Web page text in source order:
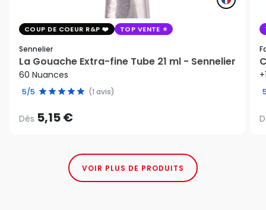
COUP DE COEUR R&P TOP VENTE
Sennelier
La Gouache Extra-fine Tube 21 ml - Sennelier
60 Nuances
5/5 (1 avis)
Dès 5,15 €
VOIR PLUS DE PRODUITS